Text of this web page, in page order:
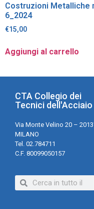
Costruzioni Metalliche
6_2024
€15,00
Aggiungi al carrello
CTA Collegio dei
Tecnici dell'Acciaio
Via Monte Velino 20 –
MILANO
Tel. 02.784711
C.F. 80099050157